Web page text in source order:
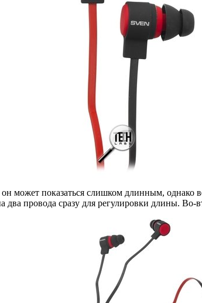
может показаться слишком длинным, однако
два провода сразу для регулировки длины.